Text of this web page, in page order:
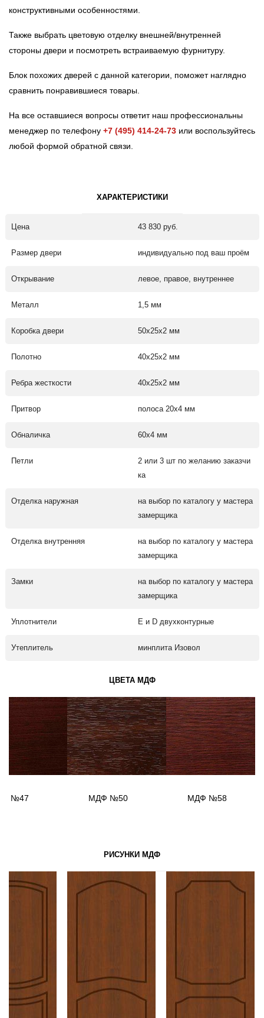
конструктивными особенностями.
Также выбрать цветовую отделку внешней/внутренней
стороны двери и посмотреть встраиваемую фурнитуру.
Блок похожих дверей с данной категории, поможет наглядно
сравнить понравившиеся товары.
На все оставшиеся вопросы ответит наш профессиональны
менеджер по телефону +7 (495) 414-24-73 или воспользуйтесь
любой формой обратной связи.
ХАРАКТЕРИСТИКИ
Цена 43 830 руб.
Размер двери индивидуально под ваш проём
Открывание левое, правое, внутреннее
Металл 1,5 мм
Коробка двери 50х25х2 мм
Полотно 40х25х2 мм
Ребра жесткости 40х25х2 мм
Притвор полоса 20х4 мм
Обналичка 60х4 мм
Петли
2 или 3 шт по желанию заказчи
ка
Отделка наружная
на выбор по каталогу у мастера
замерщика
Отделка внутренняя
на выбор по каталогу у мастера
замерщика
Замки
на выбор по каталогу у мастера
замерщика
Уплотнители Е и D двухконтурные
Утеплитель минплита Изовол
ЦВЕТА МДФ
№47 МДФ №50 МДФ №58
РИСУНКИ МДФ